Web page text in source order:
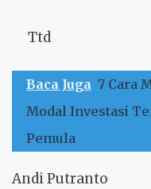
Ttd
Baca Juga 7 Cara
Modal Investasi
Pemula
Andi Putranto